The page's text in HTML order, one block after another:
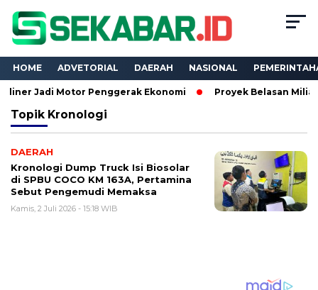
HOME ADVETORIAL DAERAH NASIONAL
Motor Penggerak Ekonomi Proyek Belasan Miliar Dinas
Topik Kronologi
DAERAH
Kronologi Dump Truck Isi Biosolar
di SPBU COCO KM 163A, Pertamina
Sebut Pengemudi Memaksa
Kamis, 2 Juli 2026 - 15:18 WIB